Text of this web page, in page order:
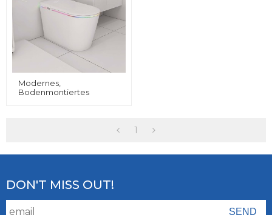
Modernes,
Bodenmontiertes
1
DON'T MISS OUT!